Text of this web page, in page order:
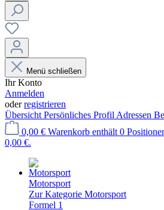
Menü schließen
Ihr Konto
Anmelden
oderregistrieren
Übersicht Persönliches Profil Adressen
0,00 € Warenkorb enthält 0
0,00 €.
Motorsport
Zur Kategorie Motorsport
Formel 1